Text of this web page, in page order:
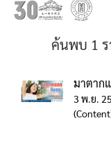
ค้นพบ 1 ร
มาตาก
3 พ.ย.